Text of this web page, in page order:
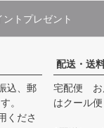
ントプレゼント
込、郵
。
くださ
配送・送
宅配便 お
はクール